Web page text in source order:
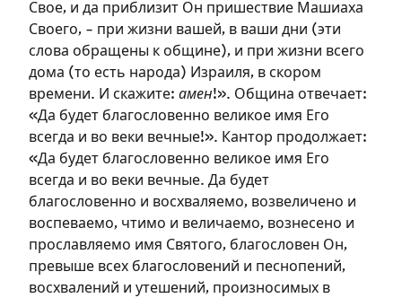
Свое, и да приблизит Он пришествие Машиаха
Своего, – при жизни вашей, в ваши дни (эти
слова обращены к общине), и при жизни всего
дома (то есть народа) Израиля, в скором
времени. И скажите: амен!». Община отвечает:
«Да будет благословенно великое имя Его
всегда и во веки вечные!». Кантор продолжает:
«Да будет благословенно великое имя Его
всегда и во веки вечные. Да будет
благословенно и восхваляемо, возвеличено и
воспеваемо, чтимо и величаемо, вознесено и
прославляемо имя Святого, благословен Он,
превыше всех благословений и песнопений,
восхвалений и утешений, произносимых в